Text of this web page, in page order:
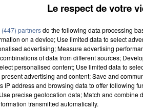
départements, vous avez
de nombreux touristes, qui
de Seine-et-Marne ne sont
Le respect de votre
(447) partnersdo the following data processing
on a device; Use limited data to select
advertising; Measure advertising
of data from different sources;
personalised content; Use limited data to
advertising and content; Save and
IP address and browsing data to offer following
precise geolocation data; Match and combine
transmitted automatically.